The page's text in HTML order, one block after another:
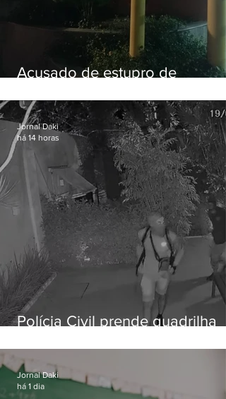
Acusado de estupro de
Polícia Civil prende quadrilha
residências de luxo no Rio
Jornal Daki
há 14 horas
Jornal Daki
há 1 dia